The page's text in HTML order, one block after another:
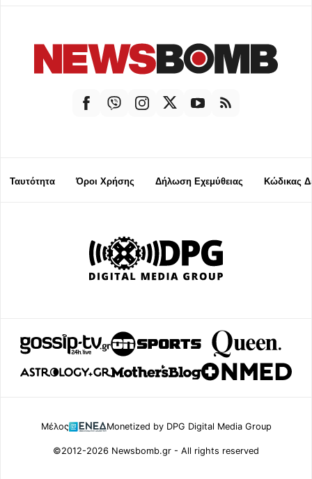
Ταυτότητα Όροι Χρήσης Δήλωση Εχεμύθειας Κώδικας
Μέλος Monetized by DPG Digital Media Group
©2012-2026 Newsbomb.gr - All rights reserved